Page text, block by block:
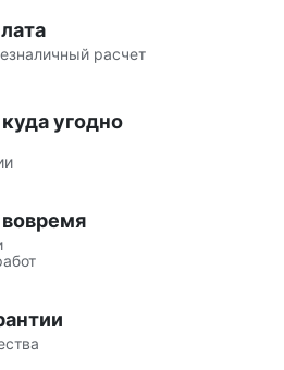
расчет
угодно